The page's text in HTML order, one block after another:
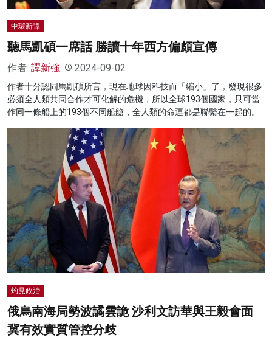
中環新譚
聽馬凱碩一席話 勝讀十年西方偏頗宣傳
作者: 譚新強 2024-09-02
作者十分認同馬凱碩所言，現在地球因科技而「縮小」了，發現很多
必須全人類共同合作才可化解的危機，所以全球193個國家，只可當
作同一條船上的193個不同船艙，全人類的命運都是聯繫在一起的。
灼見政治
俄烏南海局勢波譎雲詭 沙利文訪華與王毅會面
冀有效實質管控分歧